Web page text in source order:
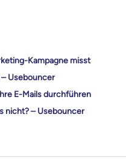
Kampagne misst
Usebouncer
E-Mails durchführen
nicht? – Usebouncer